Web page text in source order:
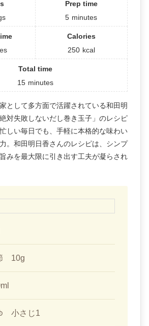
Prep time
5 minutes
Calories
250 kcal
Total time
15 minutes
として多方面で活躍されている和田明
対失敗しないだし巻き玉子」のレシピ
しい毎日でも、手軽に本格的な味わい
。和田明日香さんのレシピは、シンプ
みを最大限に引き出す工夫が凝らされ
10g
小さじ1